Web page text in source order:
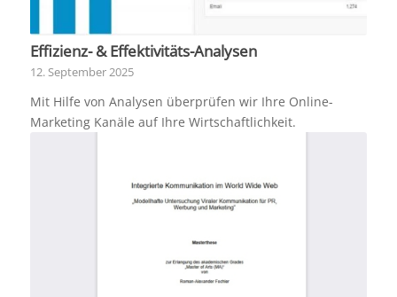
Effizienz- & Effektivitäts-Analysen
12. September 2025
Mit Hilfe von Analysen überprüfen wir Ihre Online-
Marketing Kanäle auf Ihre Wirtschaftlichkeit.